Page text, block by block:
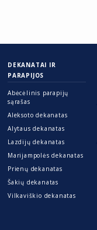
DEKANATAI IR
PARAPIJOS
Abėcėlinis parapijų
sąrašas
Aleksoto dekanatas
Alytaus dekanatas
Lazdijų dekanatas
Marijampolės dekanatas
Prienų dekanatas
Šakių dekanatas
Vilkaviškio dekanatas